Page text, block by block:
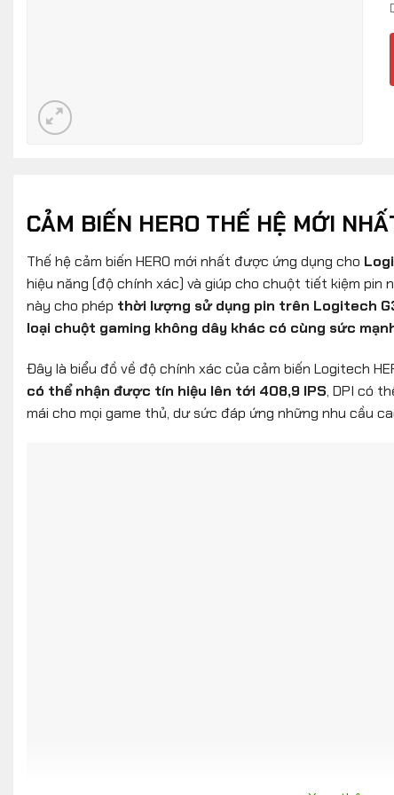
CẢM BIẾN HERO THẾ HỆ MỚI
Thế hệ cảm biến HERO mới nhất được ứng dụng cho
hiệu năng (độ chính xác) và giúp cho chuột tiết kiệm pin
này cho phép thời lượng sử dụng pin trên Logitech
loại chuột gaming không dây khác có cùng sức
Đây là biểu đồ về độ chính xác của cảm biến Logitech
có thể nhận được tín hiệu lên tới 408,9 IPS, DPI có
mái cho mọi game thủ, dư sức đáp ứng những nhu cầu